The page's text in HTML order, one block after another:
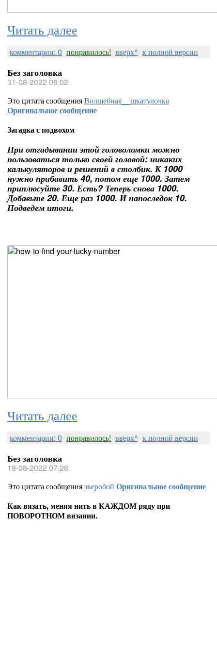
Читать далее
комментарии: 0 понравилось! вверх^ к полной версии
Без заголовка
31-08-2022 08:02
Это цитата сообщенияВолшебная__шкатулочка
Оригинальное сообщение
Загадка с подвохом
При отгадывании этой головоломки можно
пользоваться только своей головой: никаких
калькуляторов и решений в столбик. К 1000
нужно прибавить 40, потом еще 1000. Затем
приплюсуйте 30. Есть? Теперь снова 1000.
Добавьте 20. Еще раз 1000. И напоследок 10.
Подведем итоги.
Читать далее
комментарии: 0 понравилось! вверх^ к полной версии
Без заголовка
19-08-2022 07:28
Это цитата сообщениязверобой Оригинальное сообщение
Как вязать, меняя нить в КАЖДОМ ряду при
ПОВОРОТНОМ вязании.